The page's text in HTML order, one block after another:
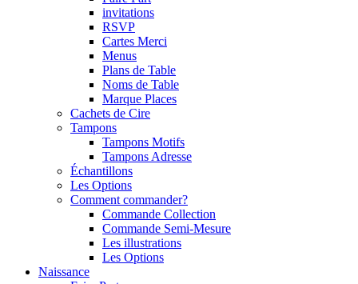
invitations
RSVP
Cartes Merci
Menus
Plans de Table
Noms de Table
Marque Places
Cachets de Cire
Tampons
Tampons Motifs
Tampons Adresse
Échantillons
Les Options
Comment commander?
Commande Collection
Commande Semi-Mesure
Les illustrations
Les Options
Naissance